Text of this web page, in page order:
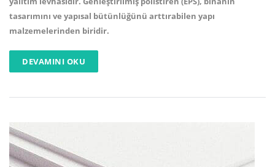
tasarımını ve yapısal bütünlüğünü arttırabilen yapı
malzemelerinden biridir.
DEVAMINI OKU